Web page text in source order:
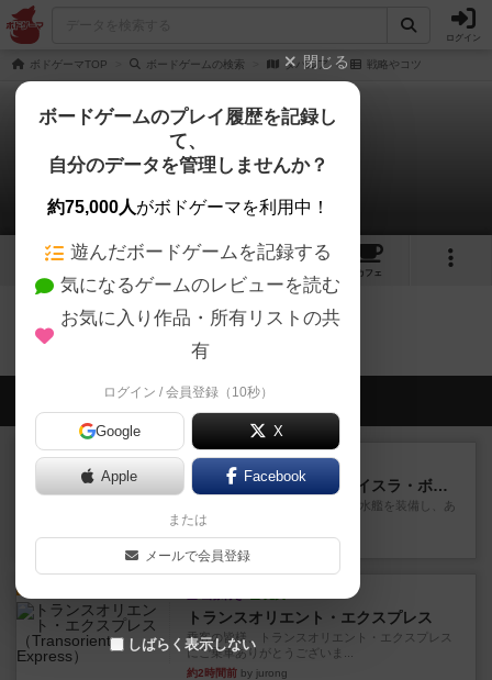
ログイン
ボドゲーマTOP ボードゲームの検索 タバルア 戦略やコツ
タバルア
0件の戦略やコツ
4
カフェ
タバルアのトップに戻る
会員の新しい投稿
ルール/インスト
キャプテン・フリップ：イスラ・ボンバ
イスラ・ボンバを探しに出航!潜水艦を装備し、あ
なたの乗組員を監獄から解...
約1時間前by jurong
トランスオリエント・エクスプレス
乗客の皆様、トランスオリエント・エクスプレス
にご乗車ありがとうございま...
約2時間前 by jurong
閉じる
ボードゲームのプレイ履歴を記録し
て、
自分のデータを管理しませんか？
約75,000人がボドゲーマを利用中！
遊んだボードゲームを記録する
気になるゲームのレビューを読む
お気に入り作品・所有リストの共
有
ログイン / 会員登録（10秒）
Google X
Apple Facebook
または
メールで会員登録
しばらく表示しない